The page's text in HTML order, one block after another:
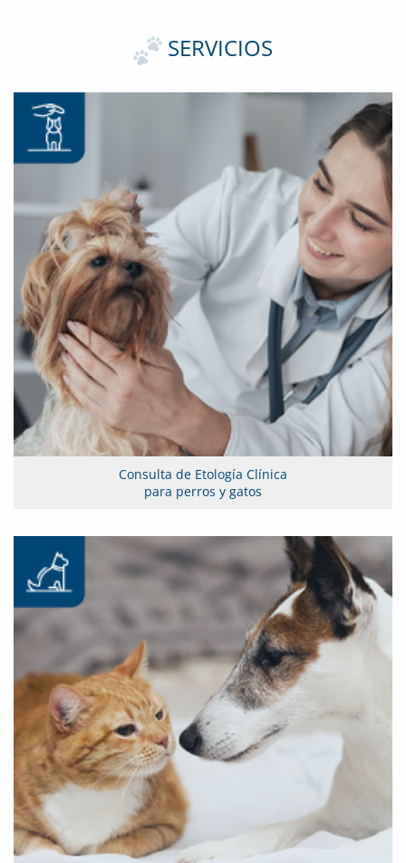
SERVICIOS
Consulta de Etología Clínica
para perros y gatos